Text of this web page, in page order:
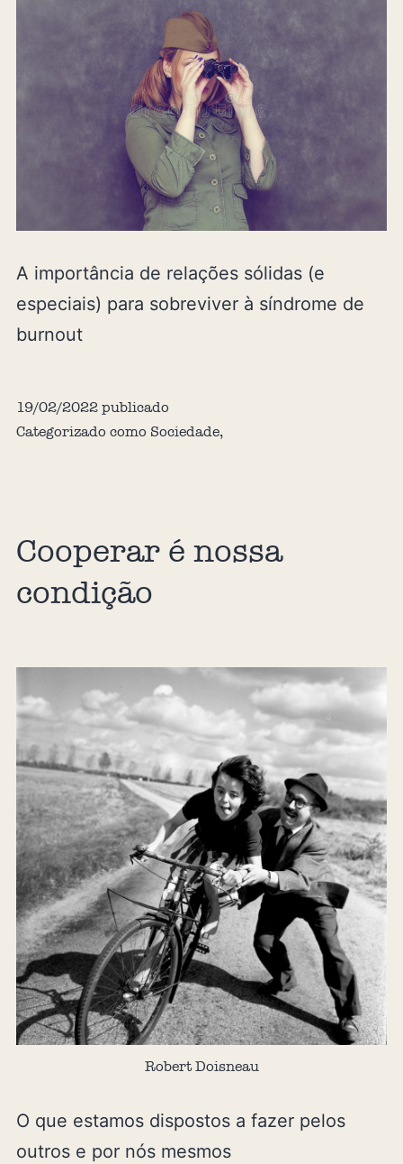
A importância de relações sólidas (e
especiais) para sobreviver à síndrome de
burnout
19/02/2022publicado
Categorizado como Sociedade,
Cooperar é nossa
condição
Robert Doisneau
O que estamos dispostos a fazer pelos
outros e por nós mesmos